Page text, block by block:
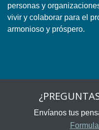
personas y
vivir y colaborar para el
armonioso y próspero.
Envíanos tus